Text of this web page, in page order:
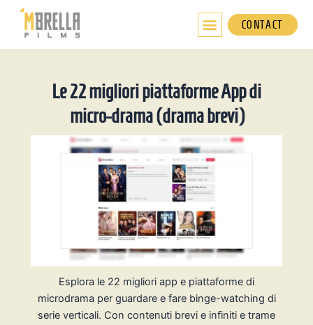
contenuto
CONTACT
Le 22 migliori piattaforme App di
micro-drama (drama brevi)
Esplora le 22 migliori app e piattaforme di
microdrama per guardare e fare binge-watching di
serie verticali. Con contenuti brevi e infiniti e trame